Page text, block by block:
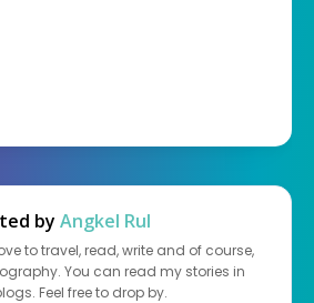
by Angkel Rul
to travel, read, write and of course,
You can read my stories in
Feel free to drop by.